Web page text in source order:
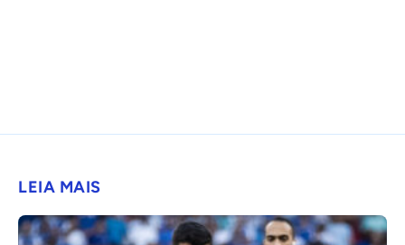
LEIA MAIS